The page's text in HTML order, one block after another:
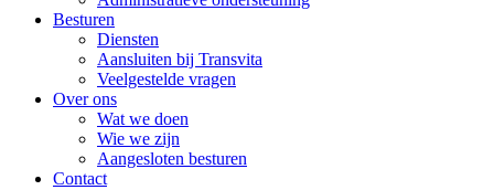
Besturen
Diensten
Aansluiten bij Transvita
Veelgestelde vragen
Over ons
Wat we doen
Wie we zijn
Aangesloten besturen
Contact